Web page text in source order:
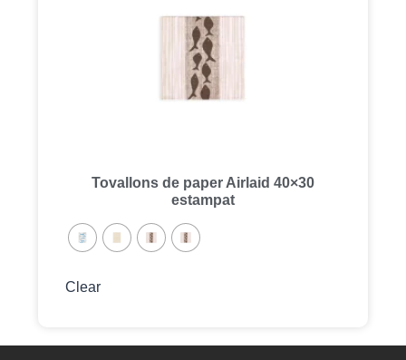
Tovallons de paper Airlaid 40×30
estampat
Clear